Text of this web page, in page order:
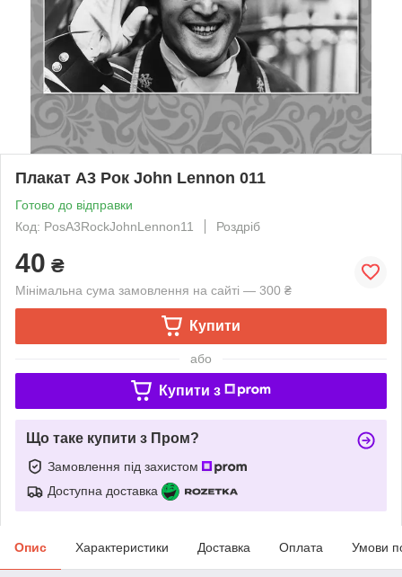
Плакат А3 Рок John Lennon 011
Готово до відправки
Код: PosA3RockJohnLennon11
Роздріб
40 ₴
Мінімальна сума замовлення на сайті — 300 ₴
Купити
або
Купити з
Що таке купити з Пром?
Замовлення під захистом
Доступна доставка
Опис Характеристики Доставка Оплата Умови